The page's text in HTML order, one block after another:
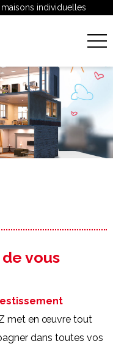
individuelles
vous
met en œuvre tout
dans toutes vos